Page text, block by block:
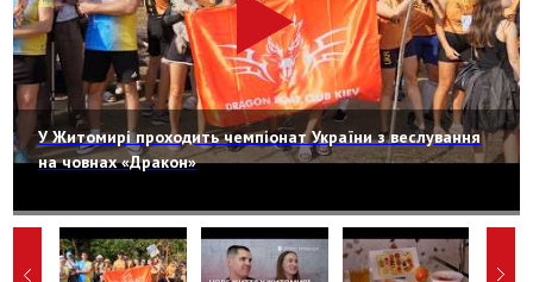
У Житомирі проходить чемпіонат України з веслування
на човнах «Дракон»